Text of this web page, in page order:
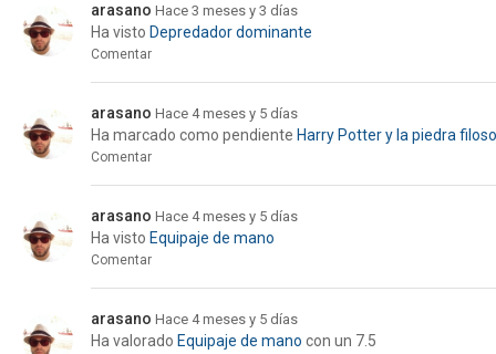
arasano Hace 3 meses y 3 días
Ha visto Depredador dominante
Comentar
arasano Hace 4 meses y 5 días
Ha marcado como pendiente Harry Potter y la piedra
Comentar
arasano Hace 4 meses y 5 días
Ha visto Equipaje de mano
Comentar
arasano Hace 4 meses y 5 días
Ha valorado Equipaje de mano con un 7.5